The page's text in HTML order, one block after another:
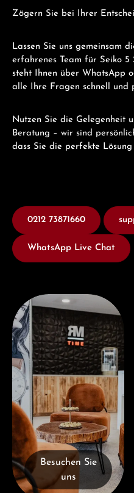
Zögern Sie bei Ihrer
Lassen Sie uns gemeinsam
erfahrenes Team für Seiko 5
steht Ihnen über WhatsApp
alle Ihre Fragen schnell und
Nutzen Sie die Gelegenheit
Beratung – wir sind
dass Sie die perfekte Lösung
0212 73871660
WhatsApp Live Chat
Besuchen Sie uns
Besuchen Sie
uns